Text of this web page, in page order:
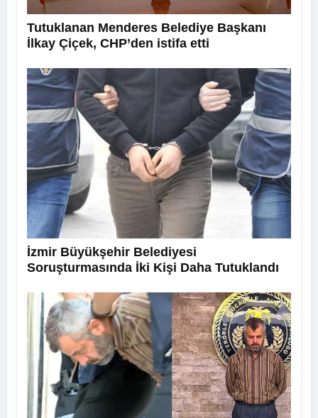
Tutuklanan Menderes Belediye Başkanı
İlkay Çiçek, CHP’den istifa etti
İzmir Büyükşehir Belediyesi
Soruşturmasında İki Kişi Daha Tutuklandı